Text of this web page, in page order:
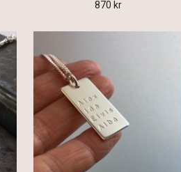
870 kr